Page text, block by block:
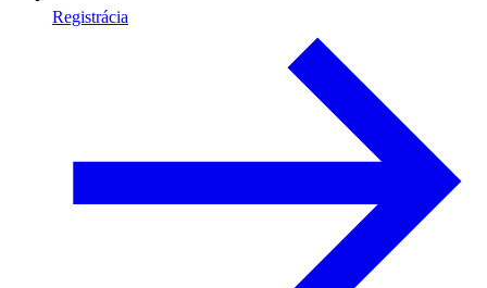
Registrácia